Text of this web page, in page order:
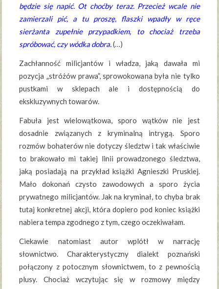
będzie się napić. Ot choćby teraz. Przecież wcale nie
zamierzali pić, a tu proszę, flaszki wpadły w ręce
sierżanta zupełnie przypadkiem, to chociaż trzeba
spróbować, czy wódka dobra.(…)
Zachłanność milicjantów i władza, jaką dawała mi
pozycja „stróżów prawa”, sprowokowana była nie tylko
pustkami w sklepach ale i dostępnością do
ekskluzywnych towarów.
Fabuła jest wielowątkowa, sporo wątków nie jest
dosadnie związanych z kryminalną intrygą. Sporo
rozmów bohaterów nie dotyczy śledztw i tak właściwie
to brakowało mi takiej linii prowadzonego śledztwa,
jaką posiadają na przykład książki Agnieszki Pruskiej.
Mało dokonań czysto zawodowych a sporo życia
prywatnego milicjantów. Jak na kryminał, to chyba brak
tutaj konkretnej akcji, która dopiero pod koniec książki
nabiera tempa zgodnego z tym, czego oczekiwałam.
Ciekawie natomiast autor wplótł w narrację
słownictwo. Charakterystyczny dialekt poznański
połączony z potocznym słownictwem, to z pewnością
plusy. Chociaż wczytując się w rozmowy między